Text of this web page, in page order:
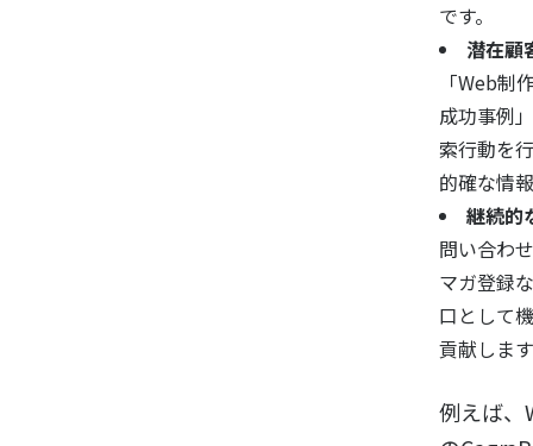
です。
潜在顧
「Web制
成功事例
索行動を
的確な情
継続的
問い合わ
マガ登録
口として
貢献しま
例えば、